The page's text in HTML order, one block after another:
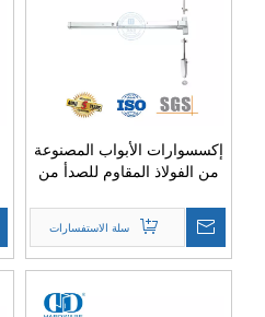
إكسسوارات الأبواب المصنوعة
من الفولاذ المقاوم للصدأ من
مخرج الذعر Hardware-
DDPD030-SSS
سلة الاستفسارات